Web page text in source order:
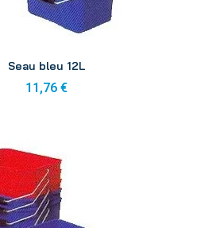
Seau bleu 12L
11,76 €